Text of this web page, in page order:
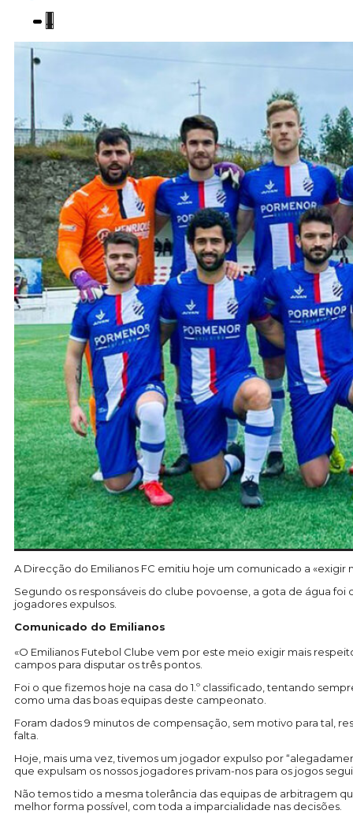
A Direcção do Emilianos FC emitiu hoje um comunicado a
Segundo os responsáveis do clube povoense, a gota de água
jogadores expulsos.
Comunicado do Emilianos
«O Emilianos Futebol Clube vem por este meio exigir mais
campos para disputar os três pontos.
Foi o que fizemos hoje na casa do 1.º classificado, tentando
como uma das boas equipas deste campeonato.
Foram dados 9 minutos de compensação, sem motivo para tal,
falta.
Hoje, mais uma vez, tivemos um jogador expulso por
que expulsam os nossos jogadores privam-nos para os jogos
Não temos tido a mesma tolerância das equipas de arbitragem
melhor forma possível, com toda a imparcialidade nas decisões.